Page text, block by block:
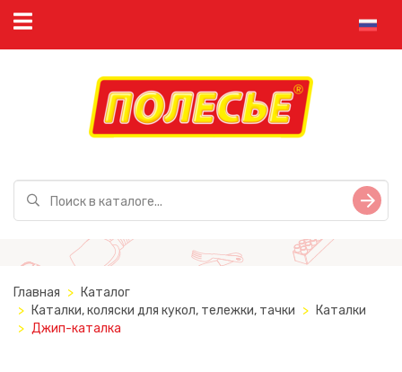
Главная
Каталог
Каталки, коляски для кукол, тележки, тачки
Каталки
Джип-каталка